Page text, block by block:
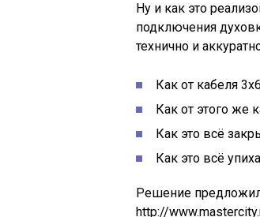
Ну и как это
подключения
технично и
Как от кабеля
Как от этого же
Как это всё
Как это всё
Решение
http://